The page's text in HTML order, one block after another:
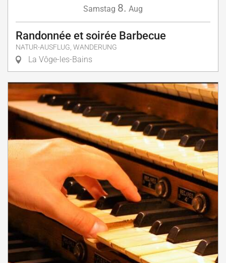
Samstag 8. Aug
Randonnée et soirée Barbecue
NATUR-AUSFLUG, WANDERUNG
La Vôge-les-Bains